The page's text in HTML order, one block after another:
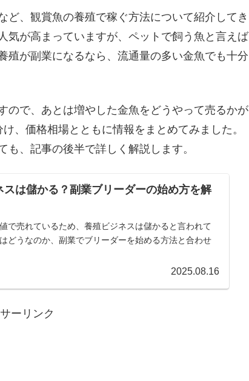
、観賞魚の養殖で稼ぐ方法について紹介してき
気が高まっていますが、ペットで飼う魚と言えば
殖が副業になるなら、流通量の多い金魚でも十分
ので、あとは増やした金魚をどうやって売るかが
、価格相場とともに情報をまとめてみました。
、記事の後半で詳しく解説します。
は儲かる？副業ブリーダーの始め方を解
で売れているため、養殖ビジネスは儲かると言われて
どうなのか、副業でブリーダーを始める方法と合わせ
2025.08.16
ーリンク